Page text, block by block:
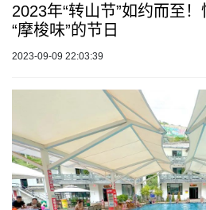
2023年“转山节”如约而至
“摩梭味”的节日
2023-09-09 22:03:39